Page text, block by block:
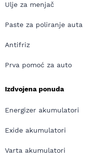
Ulje za menjač
Paste za poliranje auta
Antifriz
Prva pomoć za auto
Izdvojena ponuda
Energizer akumulatori
Exide akumulatori
Varta akumulatori